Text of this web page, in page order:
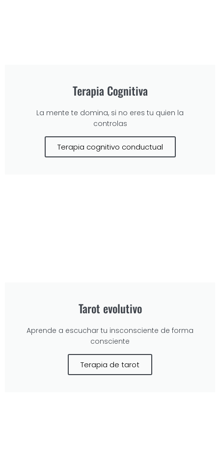
Terapia Cognitiva
La mente te domina, si no eres tu quien la
controlas
Terapia cognitivo conductual
Tarot evolutivo
Aprende a escuchar tu insconsciente de forma
consciente
Terapia de tarot